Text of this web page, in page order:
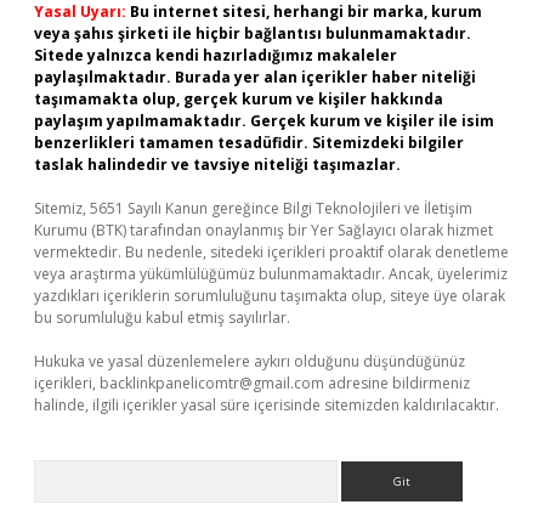
Yasal Uyarı: Bu internet sitesi, herhangi bir marka, kurum
veya şahıs şirketi ile hiçbir bağlantısı bulunmamaktadır.
Sitede yalnızca kendi hazırladığımız makaleler
paylaşılmaktadır. Burada yer alan içerikler haber niteliği
taşımamakta olup, gerçek kurum ve kişiler hakkında
paylaşım yapılmamaktadır. Gerçek kurum ve kişiler ile isim
benzerlikleri tamamen tesadüfidir. Sitemizdeki bilgiler
taslak halindedir ve tavsiye niteliği taşımazlar.
Sitemiz, 5651 Sayılı Kanun gereğince Bilgi Teknolojileri ve İletişim
Kurumu (BTK) tarafından onaylanmış bir Yer Sağlayıcı olarak hizmet
vermektedir. Bu nedenle, sitedeki içerikleri proaktif olarak denetleme
veya araştırma yükümlülüğümüz bulunmamaktadır. Ancak, üyelerimiz
yazdıkları içeriklerin sorumluluğunu taşımakta olup, siteye üye olarak
bu sorumluluğu kabul etmiş sayılırlar.
Hukuka ve yasal düzenlemelere aykırı olduğunu düşündüğünüz
içerikleri, backlinkpanelicomtr@gmail.com adresine bildirmeniz
halinde, ilgili içerikler yasal süre içerisinde sitemizden kaldırılacaktır.